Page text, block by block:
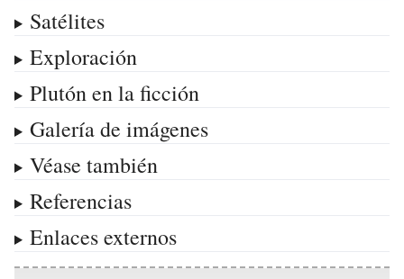
Satélites
Exploración
Plutón en la ficción
Galería de imágenes
Véase también
Referencias
Enlaces externos